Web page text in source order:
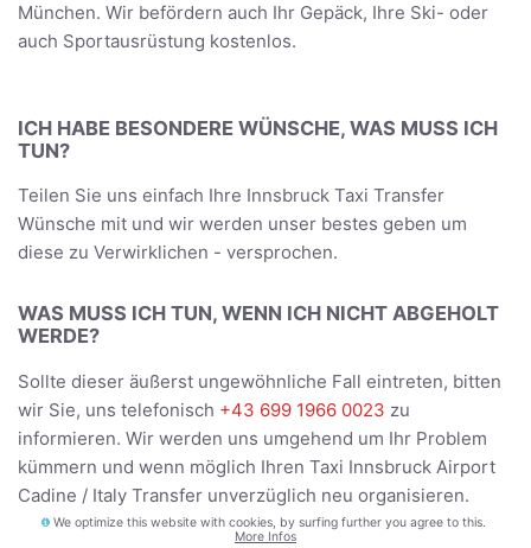
München. Wir befördern auch Ihr Gepäck, Ihre Ski- oder
auch Sportausrüstung kostenlos.
ICH HABE BESONDERE WÜNSCHE, WAS MUSS ICH
TUN?
Teilen Sie uns einfach Ihre Innsbruck Taxi Transfer
Wünsche mit und wir werden unser bestes geben um
diese zu Verwirklichen - versprochen.
WAS MUSS ICH TUN, WENN ICH NICHT ABGEHOLT
WERDE?
Sollte dieser äußerst ungewöhnliche Fall eintreten, bitten
wir Sie, uns telefonisch +43 699 1966 0023 zu
informieren. Wir werden uns umgehend um Ihr Problem
kümmern und wenn möglich Ihren Taxi Innsbruck Airport
Cadine / Italy Transfer unverzüglich neu organisieren.
We optimize this website with cookies, by surfing further you agree to this.
More Infos